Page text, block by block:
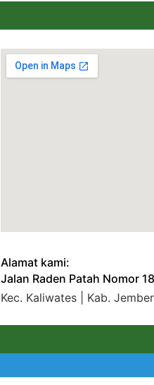
Alamat kami:
Jalan Raden Patah Nomor 18
Kec. Kaliwates | Kab.